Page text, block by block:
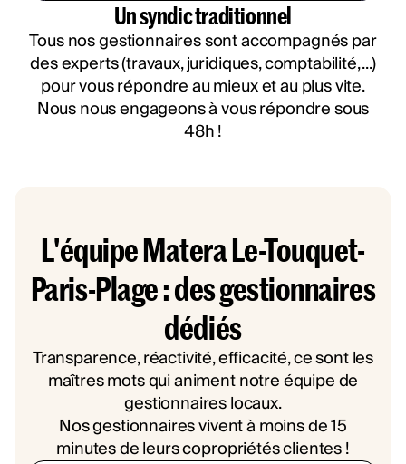
Un syndic traditionnel
Tous nos gestionnaires sont accompagnés par
des experts (travaux, juridiques, comptabilité, ...)
pour vous répondre au mieux et au plus vite.
Nous nous engageons à vous répondre sous
48h !
L'équipe Matera Le-Touquet-
Paris-Plage : des gestionnaires
dédiés
Transparence, réactivité, efficacité, ce sont les
maîtres mots qui animent notre équipe de
gestionnaires locaux.
Nos gestionnaires vivent à moins de 15
minutes de leurs copropriétés clientes !